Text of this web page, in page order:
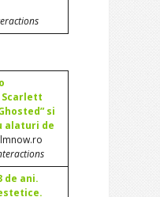
si
alaturi de
de ani.